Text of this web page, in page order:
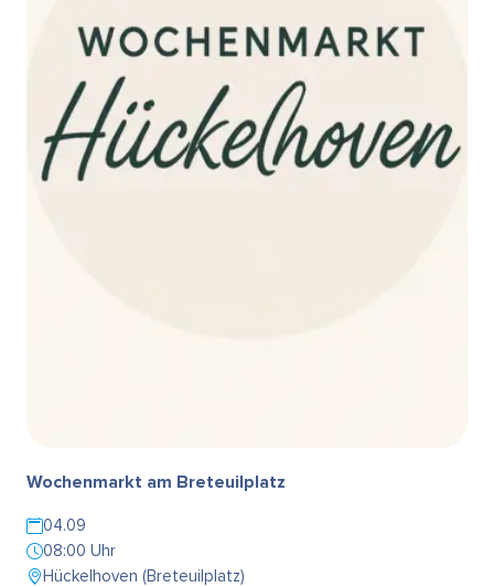
Wochenmarkt am Breteuilplatz
04.09
08:00 Uhr
Hückelhoven (Breteuilplatz)